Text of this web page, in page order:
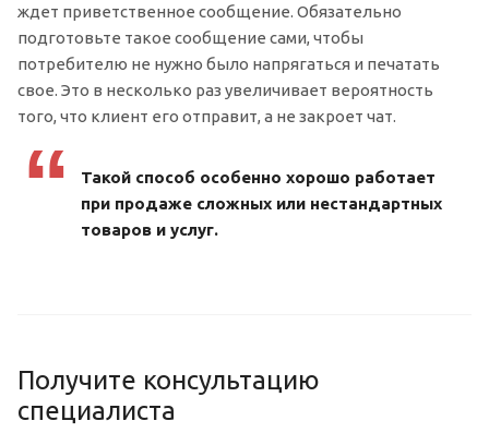
ждет приветственное сообщение. Обязательно
подготовьте такое сообщение сами, чтобы
потребителю не нужно было напрягаться и печатать
свое. Это в несколько раз увеличивает вероятность
того, что клиент его отправит, а не закроет чат.
Такой способ особенно хорошо работает
при продаже сложных или нестандартных
товаров и услуг.
Получите консультацию
специалиста